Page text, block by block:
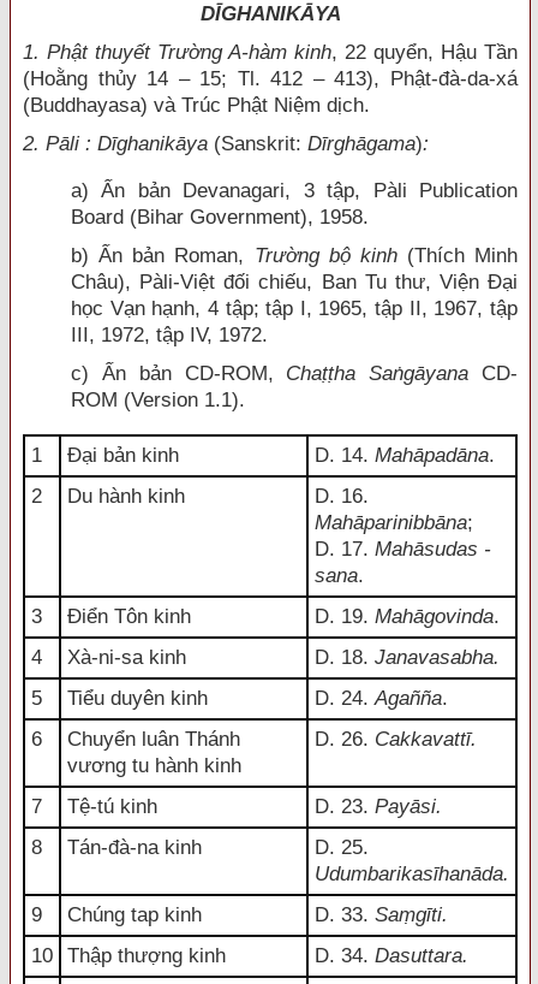
DĪGHANIKĀYA
1. Phật thuyết Trường A-hàm kinh, 22 quyển, Hậu Tần
(Hoằng thủy 14 – 15; Tl. 412 – 413), Phật-đà-da-xá
(Buddhayasa) và Trúc Phật Niệm dịch.
2. Pāli : Dīghanikāya (Sanskrit: Dīrghāgama):
a) Ấn bản Devanagari, 3 tập, Pàli Publication
Board (Bihar Government), 1958.
b) Ấn bản Roman, Trường bộ kinh(Thích Minh
Châu), Pàli-Việt đối chiếu, Ban Tu thư, Viện Đại
học Vạn hạnh, 4 tập; tập I, 1965, tập II, 1967, tập
III, 1972, tập IV, 1972.
c) Ấn bản CD-ROM, Chaṭṭha Saṅgāyana CD-
ROM (Version 1.1).
1 Đại bản kinh D. 14. Mahāpadāna.
2
Du hành kinh
D. 16.
Mahāparinibbāna;
D. 17. Mahāsudas -
sana.
3
Điển Tôn kinh D. 19. Mahāgovinda.
4
Xà-ni-sa kinh D. 18. Janavasabha.
5
Tiểu duyên kinh D. 24.Agañña.
6
Chuyển luân Thánh
vương tu hành kinh
D. 26. Cakkavattī.
7 Tệ-tú kinh D. 23. Payāsi.
8
Tán-đà-na kinh
D. 25.
Udumbarikasīhanāda.
9
Chúng tap kinh D. 33. Saṃgīti.
10
Thập thượng kinh D. 34. Dasuttara.